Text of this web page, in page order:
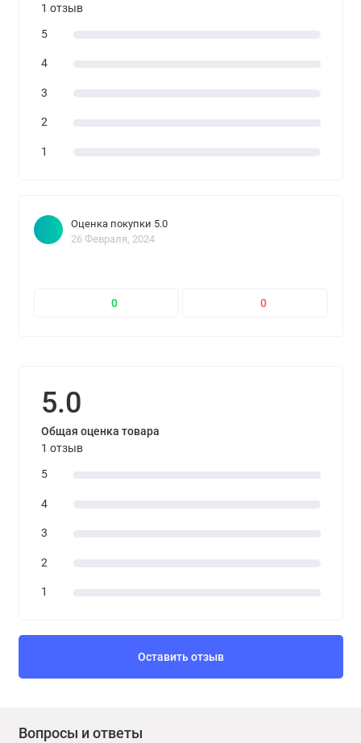
1 отзыв
5
4
3
2
1
Оценка покупки 5.0
26 Февраля, 2024
0 0
5.0
Общая оценка товара
1 отзыв
5
4
3
2
1
Оставить отзыв
Вопросы и ответы